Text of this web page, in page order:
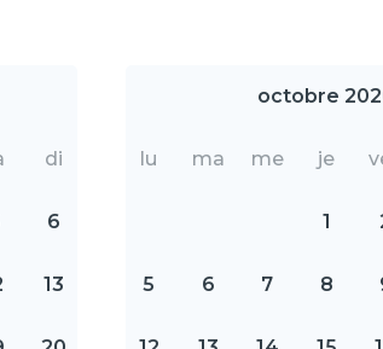
di
6
13
octobre
lu ma me je
1
5 6 7 8